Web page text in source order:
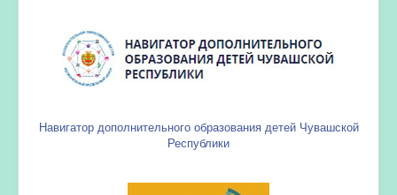
Навигатор дополнительного образования детей Чувашской
Республики